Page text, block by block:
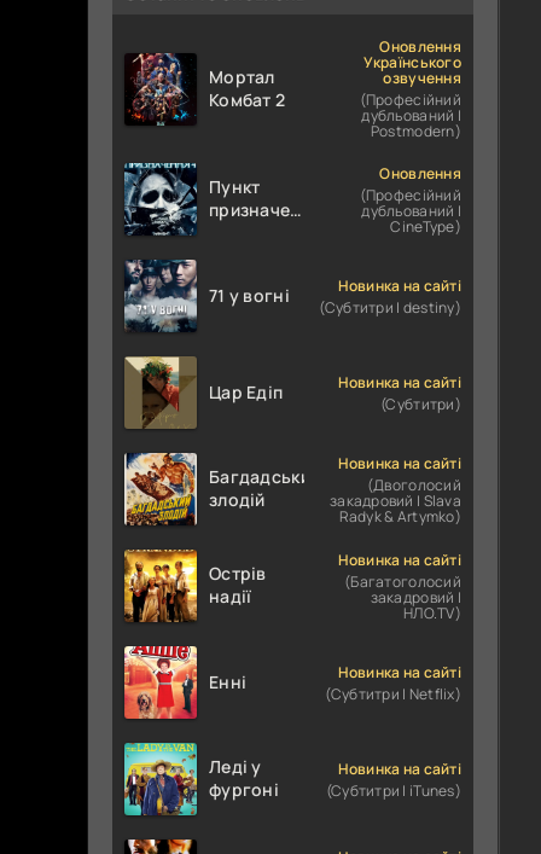
Мортал
Комбат 2
Оновлення
Українського
озвучення
(Професійний
дубльований |
Postmodern)
Пункт
призначення
Оновлення
(Професійний
дубльований |
CineType)
71 у вогні
Новинка на сайті
(Субтитри | destiny)
Цар Едіп
Новинка на сайті
(Субтитри)
Багдадський
злодій
Новинка на сайті
(Двоголосий
закадровий | Slava
Radyk & Artymko)
Острів
надії
Новинка на сайті
(Багатоголосий
закадровий |
НЛО.TV)
Енні
Новинка на сайті
(Субтитри | Netflix)
Леді у
фургоні
Новинка на сайті
(Субтитри | iTunes)